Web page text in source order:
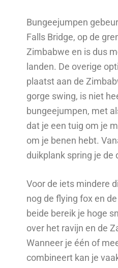
Bungeejumpen
Falls Bridge, op de
Zimbabwe en is dus
landen. De overige
plaatst aan de
gorge swing, is niet
bungeejumpen, met
dat je een tuig om je
om je benen hebt.
duikplank spring je de
Voor de iets mindere
nog de flying fox en
beide bereik je hoge
over het ravijn en de
Wanneer je één of
combineert kan je